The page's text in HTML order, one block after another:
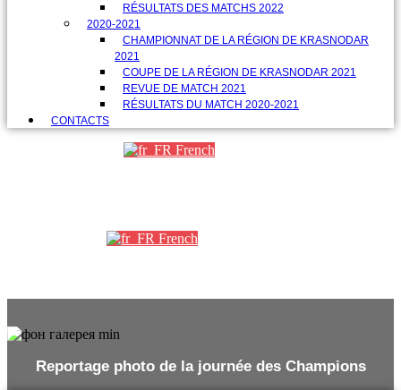
RÉSULTATS DES MATCHS 2022
2020-2021
CHAMPIONNAT DE LA RÉGION DE KRASNODAR
2021
COUPE DE LA RÉGION DE KRASNODAR 2021
REVUE DE MATCH 2021
RÉSULTATS DU MATCH 2020-2021
CONTACTS
French
French
Reportage photo de la journée des Champions